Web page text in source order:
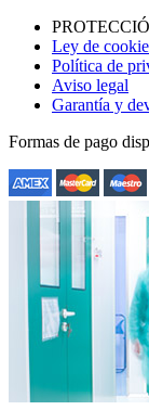
Ley de
Política de
Aviso legal
Garantía y
Formas de pago